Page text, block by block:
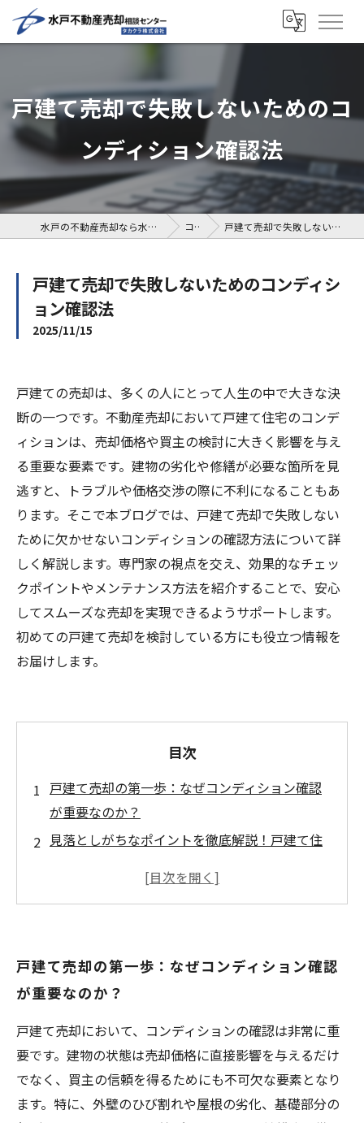
戸建て売却で失敗しないためのコ
ンディション確認法
水戸の不動産売却なら水戸不動産売却相談センター コラム 戸建て売却で失敗しないためのコンディション確認法
戸建て売却で失敗しないためのコンディシ
ョン確認法
2025/11/15
戸建ての売却は、多くの人にとって人生の中で大きな決
断の一つです。不動産売却において戸建て住宅のコンデ
ィションは、売却価格や買主の検討に大きく影響を与え
る重要な要素です。建物の劣化や修繕が必要な箇所を見
逃すと、トラブルや価格交渉の際に不利になることもあ
ります。そこで本ブログでは、戸建て売却で失敗しない
ために欠かせないコンディションの確認方法について詳
しく解説します。専門家の視点を交え、効果的なチェッ
クポイントやメンテナンス方法を紹介することで、安心
してスムーズな売却を実現できるようサポートします。
初めての戸建て売却を検討している方にも役立つ情報を
お届けします。
目次
戸建て売却の第一歩：なぜコンディション確認
が重要なのか？
見落としがちなポイントを徹底解説！戸建て住
専門家直伝のメンテナンス術で売却価格をアッ
コンディション管理法
安心して売却を成功させる！戸建て住宅の最終
チェックと準備のまとめ
初めてでも安心！戸建て売却のコンディション
確認で押さえるべき基礎知識
戸建て売却の失敗を防ぐためのチェックリスト
戸建て売却の第一歩：なぜコンディション確認
が重要なのか？
戸建て売却において、コンディションの確認は非常に重
要です。建物の状態は売却価格に直接影響を与えるだけ
でなく、買主の信頼を得るためにも不可欠な要素となり
ます。特に、外壁のひび割れや屋根の劣化、基礎部分の